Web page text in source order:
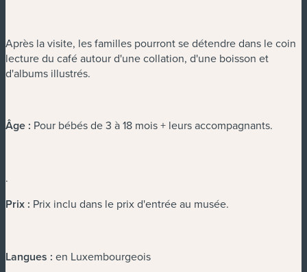
Après la visite, les familles pourront se détendre dans le coin
lecture du café autour d'une collation, d'une boisson et
d'albums illustrés.
Âge : Pour bébés de 3 à 18 mois + leurs accompagnants.
.
Prix : Prix inclu dans le prix d'entrée au musée.
Langues : en Luxembourgeois